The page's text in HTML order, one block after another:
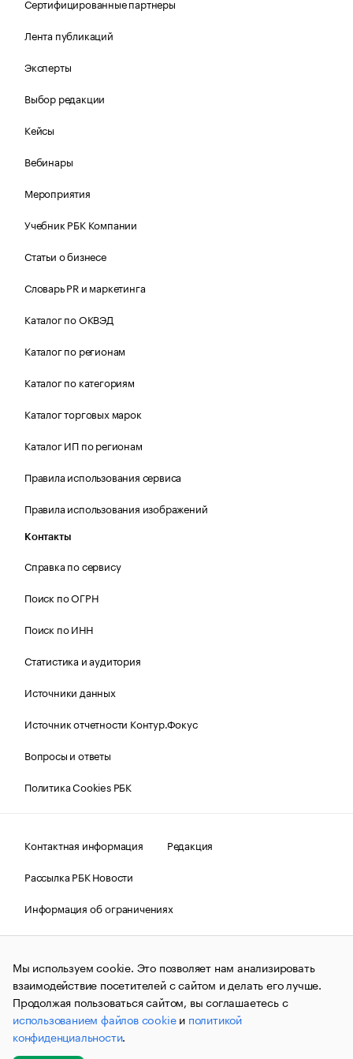
Сертифицированные партнеры
Лента публикаций
Эксперты
Выбор редакции
Кейсы
Вебинары
Мероприятия
Учебник РБК Компании
Статьи о бизнесе
Словарь PR и маркетинга
Каталог по ОКВЭД
Каталог по регионам
Каталог по категориям
Каталог торговых марок
Каталог ИП по регионам
Правила использования сервиса
Правила использования изображений
Контакты
Справка по сервису
Поиск по ОГРН
Поиск по ИНН
Статистика и аудитория
Источники данных
Источник отчетности Контур.Фокус
Вопросы и ответы
Политика Cookies РБК
Контактная информация
Редакция
Рассылка РБК Новости
Информация об ограничениях
Правовая информация
О соблюдении авторских прав
© АО «РОСБИЗНЕСКОНСАЛТИНГ»,1995–2026.Сообщения
и материалы информационного агентства «РБК»
(зарегистрировано Федеральной службой по надзору в сфере
связи, информационных технологий и массовых
коммуникаций (Роскомнадзор) 09.12.2015 за номером ИА
№ФС77-63848) сопровождаются пометкой «РБК». Отдельные
публикации могут содержать информацию,
Мы используем cookie. Это позволяет нам анализировать
взаимодействие посетителей с сайтом и делать его лучше.
Продолжая пользоваться сайтом, вы соглашаетесь с
использованием файлов cookieи политикой
конфиденциальности.